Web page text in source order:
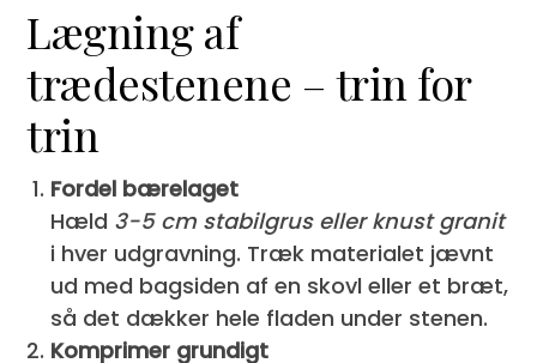
Lægning af
trædestenene – trin for
trin
Fordel bærelaget
Hæld 3-5 cm stabilgrus eller knust granit
i hver udgravning. Træk materialet jævnt
ud med bagsiden af en skovl eller et bræt,
så det dækker hele fladen under stenen.
Komprimer grundigt